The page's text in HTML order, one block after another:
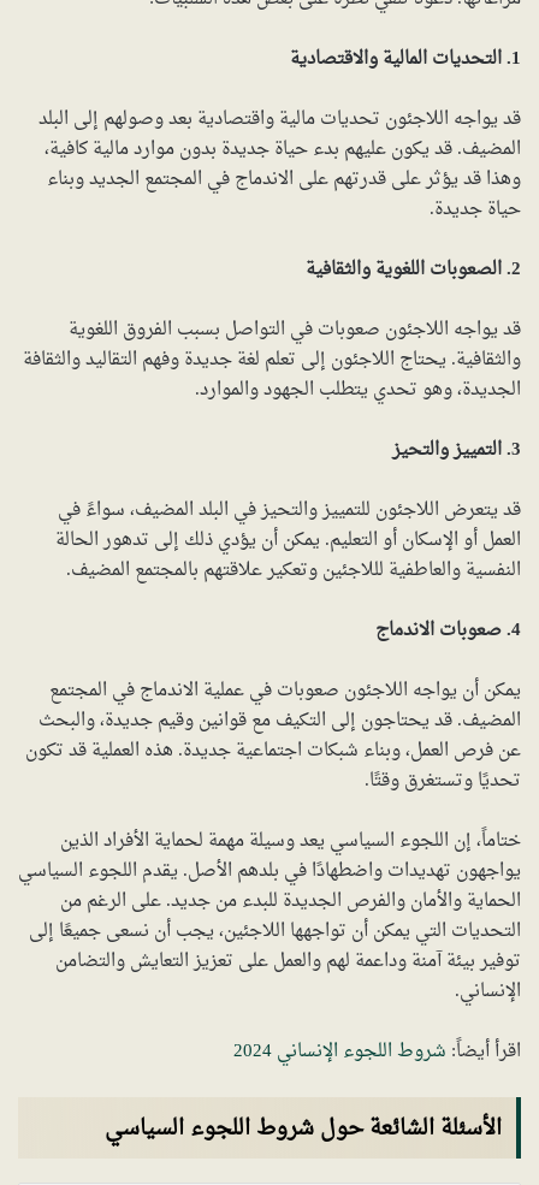
1. التحديات المالية والاقتصادية
قد يواجه اللاجئون تحديات مالية واقتصادية بعد وصولهم إلى البلد
المضيف. قد يكون عليهم بدء حياة جديدة بدون موارد مالية كافية،
وهذا قد يؤثر على قدرتهم على الاندماج في المجتمع الجديد وبناء
حياة جديدة.
2. الصعوبات اللغوية والثقافية
قد يواجه اللاجئون صعوبات في التواصل بسبب الفروق اللغوية
والثقافية. يحتاج اللاجئون إلى تعلم لغة جديدة وفهم التقاليد والثقافة
الجديدة، وهو تحدي يتطلب الجهود والموارد.
3. التمييز والتحيز
قد يتعرض اللاجئون للتمييز والتحيز في البلد المضيف، سواءً في
العمل أو الإسكان أو التعليم. يمكن أن يؤدي ذلك إلى تدهور الحالة
النفسية والعاطفية لللاجئين وتعكير علاقتهم بالمجتمع المضيف.
4. صعوبات الاندماج
يمكن أن يواجه اللاجئون صعوبات في عملية الاندماج في المجتمع
المضيف. قد يحتاجون إلى التكيف مع قوانين وقيم جديدة، والبحث
عن فرص العمل، وبناء شبكات اجتماعية جديدة. هذه العملية قد تكون
تحديًا وتستغرق وقتًا.
ختاماً، إن اللجوء السياسي يعد وسيلة مهمة لحماية الأفراد الذين
يواجهون تهديدات واضطهادًا في بلدهم الأصل. يقدم اللجوء السياسي
الحماية والأمان والفرص الجديدة للبدء من جديد. على الرغم من
التحديات التي يمكن أن تواجهها اللاجئين، يجب أن نسعى جميعًا إلى
توفير بيئة آمنة وداعمة لهم والعمل على تعزيز التعايش والتضامن
الإنساني.
اقرأ أيضاً: شروط اللجوء الإنساني 2024
الأسئلة الشائعة حول شروط اللجوء السياسي